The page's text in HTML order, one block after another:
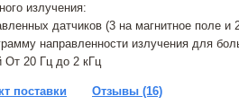
излучения:
датчиков (3 на магнитное поле и
направленности излучения для
От 20 Гц до 2 кГц
поставки Отзывы (16)